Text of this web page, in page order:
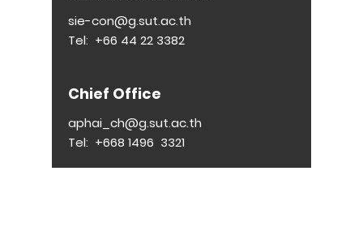
sie-con@g.sut.ac.th
Tel: +66 44 22 3382
Chief Office
aphai_ch@g.sut.ac.th
Tel: +668 1496 3321